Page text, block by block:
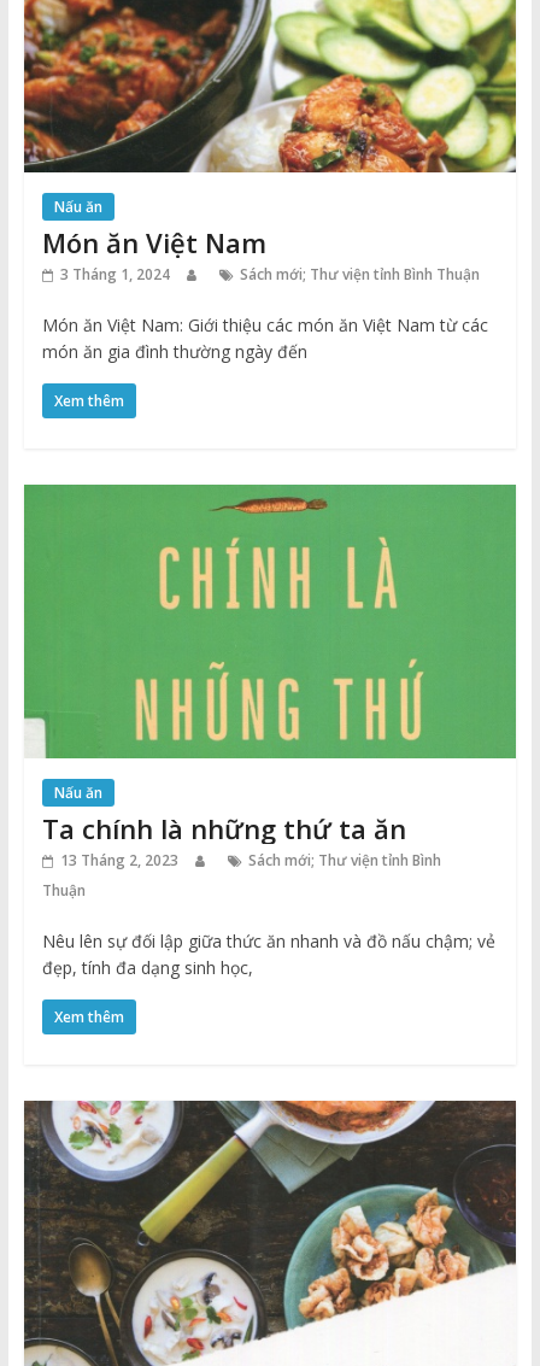
Nấu ăn
Món ăn Việt Nam
3 Tháng 1, 2024 Sách mới; Thư viện tỉnh Bình Thuận
Món ăn Việt Nam: Giới thiệu các món ăn Việt Nam từ các
món ăn gia đình thường ngày đến
Xem thêm
Nấu ăn
Ta chính là những thứ ta ăn
13 Tháng 2, 2023
Sách mới; Thư viện tỉnh Bình
Thuận
Nêu lên sự đối lập giữa thức ăn nhanh và đồ nấu chậm; vẻ
đẹp, tính đa dạng sinh học,
Xem thêm